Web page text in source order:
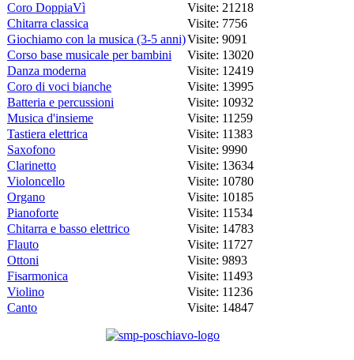
Coro DoppiaVì
Visite: 21218
Chitarra classica
Visite: 7756
Giochiamo con la musica (3-5 anni)Visite: 9091
Corso base musicale per bambini
Visite: 13020
Danza moderna
Visite: 12419
Coro di voci bianche
Visite: 13995
Batteria e percussioni
Visite: 10932
Musica d'insieme
Visite: 11259
Tastiera elettrica
Visite: 11383
Saxofono
Visite: 9990
Clarinetto
Visite: 13634
Violoncello
Visite: 10780
Organo
Visite: 10185
Pianoforte
Visite: 11534
Chitarra e basso elettrico
Visite: 14783
Flauto
Visite: 11727
Ottoni
Visite: 9893
Fisarmonica
Visite: 11493
Violino
Visite: 11236
Canto
Visite: 14847